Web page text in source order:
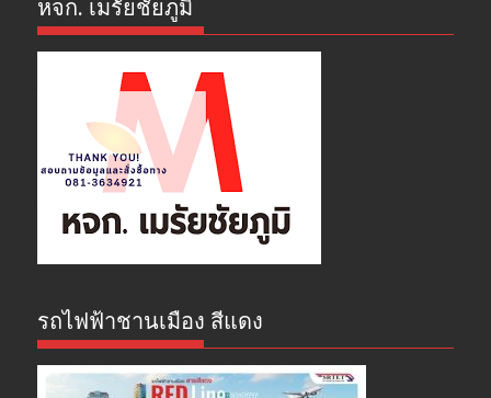
หจก. เมรัยชัยภูมิ
รถไฟฟ้าชานเมือง สีแดง